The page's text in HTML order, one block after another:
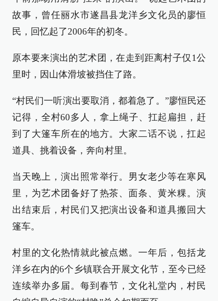
故事，曾任丽水市遂昌县龙洋乡文化员的廖恒
民，回忆起了2006年的初冬。
原本要来演出的艺术团，在走到距离村子仅1公
里时，因山体滑坡被挡住了路。
“村民们一听演出要取消，都着急了。”廖恒民还
记得，全村60多人，拿上绳子、扛起扁担，赶
到了大篷车所在的地方。大家二话不说，扛起
道具、挑着设备，奔向村里。
当天晚上，演出照常举行。男女老少等在寒风
里，为艺术团备好了热茶、面条、黄米粿。演
出结束后，村民们又把演出设备和道具搬回大
篷车。
村里的文化热情就此被点燃。一年后，包括龙
洋乡在内的6个乡镇联合开展文化节，至今已经
连续举办多届。每到春节，文化礼堂内，村民